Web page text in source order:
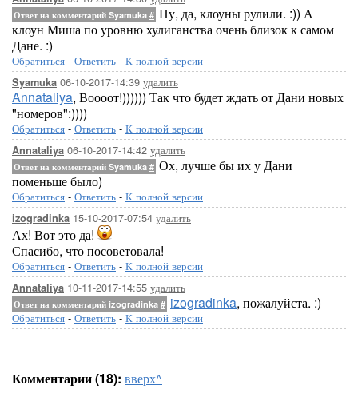
Ответ на комментарий Syamuka # Ну, да, клоуны рулили. :)) А
клоун Миша по уровню хулиганства очень близок к самом
Дане. :)
Обратиться - Ответить - К полной версии
Syamuka 06-10-2017-14:39 удалить
Annataliya, Воооот!)))))) Так что будет ждать от Дани новых
"номеров":))))
Обратиться - Ответить - К полной версии
Annataliya 06-10-2017-14:42 удалить
Ответ на комментарий Syamuka # Ох, лучше бы их у Дани
поменьше было)
Обратиться - Ответить - К полной версии
izogradinka 15-10-2017-07:54 удалить
Ах! Вот это да!
Спасибо, что посоветовала!
Обратиться - Ответить - К полной версии
Annataliya 10-11-2017-14:55 удалить
Ответ на комментарий izogradinka # izogradinka, пожалуйста. :)
Обратиться - Ответить - К полной версии
Комментарии (18): вверх^